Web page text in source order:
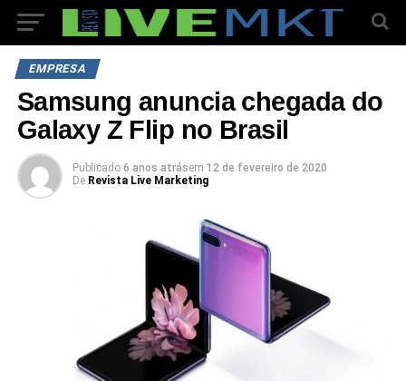
EMPRESA
Samsung anuncia chegada do
Galaxy Z Flip no Brasil
Publicado 6 anos atrásem 12 de fevereiro de 2020
De Revista Live Marketing